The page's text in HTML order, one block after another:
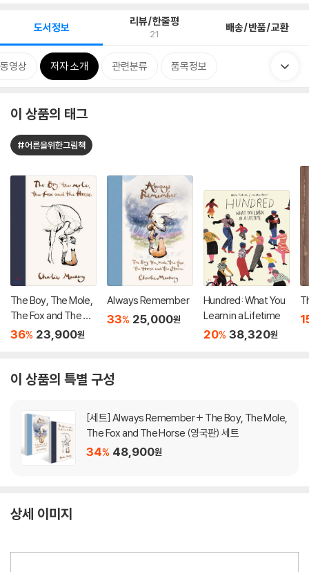
도서정보 리뷰/한줄평
21 배송/반품/교환
영상 저자 소개 관련분류 품목정보
이 상품의 태그
#어른을위한그림책
The Boy, The Mole,
The Fox and The Ho
rse (영국판)
36% 23,900원
Always Remember
33% 25,000원
Hundred: What You
Learn in a Lifetime
20% 38,320원
이 상품의 특별 구성
[세트] Always Remember + The Boy, The Mole,
The Fox and The Horse (영국판) 세트
34% 48,900원
상세 이미지